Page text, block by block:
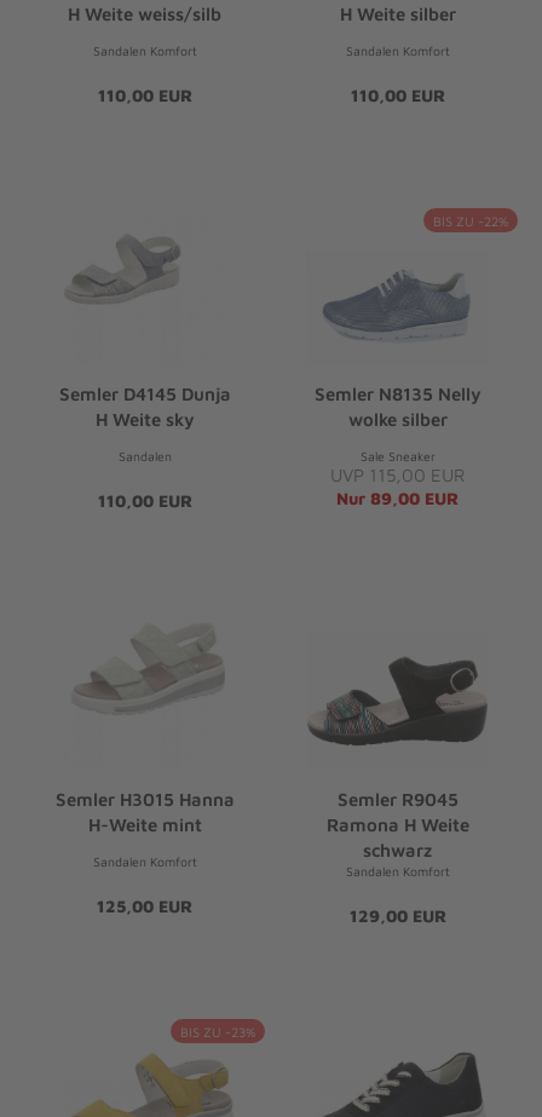
H Weite weiss/silb
Sandalen Komfort
110,00 EUR
H Weite silber
Sandalen Komfort
110,00 EUR
Semler D4145 Dunja
H Weite sky
Sandalen
110,00 EUR
BIS ZU -22%
Semler N8135 Nelly
wolke silber
Sale Sneaker
UVP 115,00 EUR
Nur 89,00 EUR
Semler H3015 Hanna
H-Weite mint
Sandalen Komfort
125,00 EUR
Semler R9045
Ramona H Weite
schwarz
Sandalen Komfort
129,00 EUR
BIS ZU -23%